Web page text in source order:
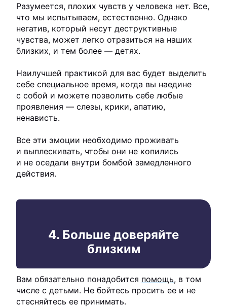
Разумеется, плохих чувств у человека нет. Все,
что мы испытываем, естественно. Однако
негатив, который несут деструктивные
чувства, может легко отразиться на наших
близких, и тем более — детях.
Наилучшей практикой для вас будет выделить
себе специальное время, когда вы наедине
с собой и можете позволить себе любые
проявления — слезы, крики, апатию,
ненависть.
Все эти эмоции необходимо проживать
и выплескивать, чтобы они не копились
и не оседали внутри бомбой замедленного
действия.
4. Больше доверяйте
близким
Вам обязательно понадобится помощь, в том
числе с детьми. Не бойтесь просить ее и не
стесняйтесь ее принимать.